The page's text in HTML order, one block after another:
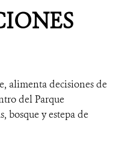
alimenta decisiones de
del Parque
bosque y estepa de